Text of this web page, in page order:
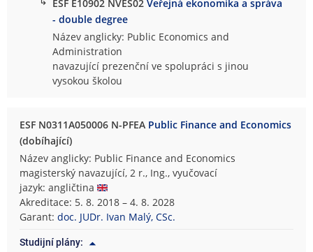
ESF E10902 NVES02Veřejná ekonomika a správa
- double degree
Název anglicky: Public Economics and
Administration
navazující prezenční ve spolupráci s jinou
vysokou školou
ESF N0311A050006 N-PFEA Public Finance and Economics
(dobíhající)
Název anglicky: Public Finance and Economics
magisterský navazující, 2 r., Ing., vyučovací
jazyk: angličtina
Akreditace: 5. 8. 2018 – 4. 8. 2028
Garant:doc. JUDr. Ivan Malý, CSc.
Studijní plány: